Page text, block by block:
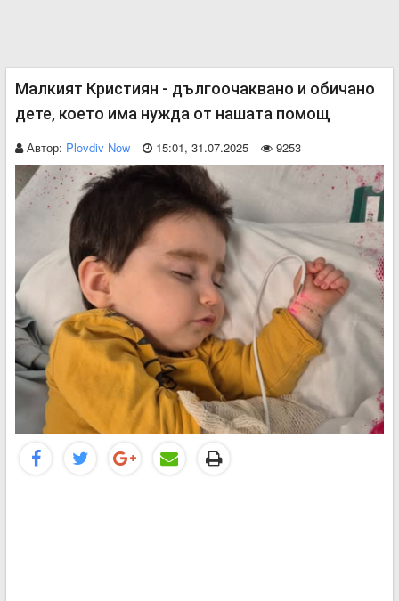
Малкият Кристиян - дългоочаквано и обичано
дете, което има нужда от нашата помощ
Автор: Plovdiv Now 15:01, 31.07.2025 9253